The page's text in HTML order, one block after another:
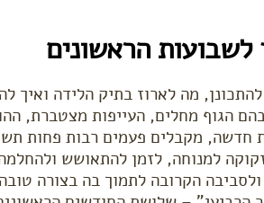
הראשונים
מה לארוז בתיק הלידה ואיך
הגוף מחלים, העייפות מצטברת,
חדשה, מקבלים פעמים רבות פחות
למנוחה, לזמן להתאושש
הקרובה לתמוך בה בצורה